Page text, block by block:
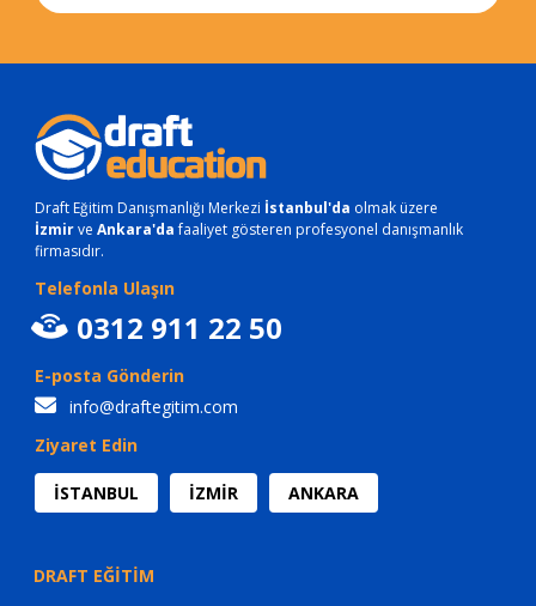
Draft Eğitim Danışmanlığı Merkezi İstanbul'da olmak üzere
İzmirve Ankara'dafaaliyet gösteren profesyonel danışmanlık
firmasıdır.
Telefonla Ulaşın
0312 911 22 50
E-posta Gönderin
info@draftegitim.com
Ziyaret Edin
İSTANBUL İZMİR ANKARA
DRAFT EĞİTİM